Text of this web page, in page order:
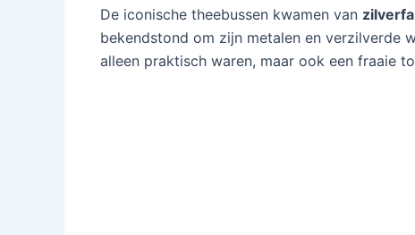
De iconische theebussen kwamen van
bekendstond om zijn metalen en verzilverde
alleen praktisch waren, maar ook een fraaie